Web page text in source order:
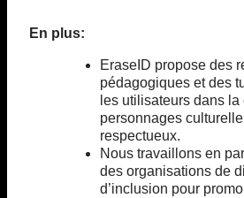
En plus:
EraseID propose des
pédagogiques et des
les utilisateurs dans
personnages
respectueux.
Nous travaillons en
des organisations de
d’inclusion pour